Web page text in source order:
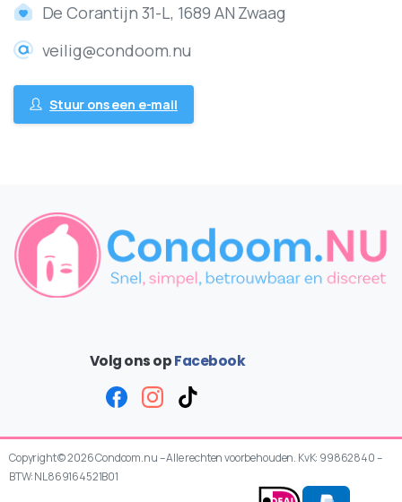
De Corantijn 31-L, 1689 AN Zwaag
veilig@condoom.nu
Stuur ons een e-mail
Volg ons opFacebook
Copyright © 2026 Condoom.nu – Alle rechten voorbehouden. KvK: 99862840 –
BTW: NL869164521B01